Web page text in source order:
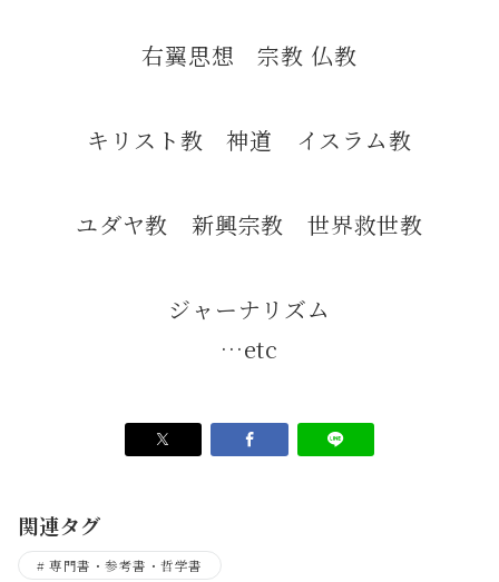
右翼思想 宗教 仏教
キリスト教 神道 イスラム教
ユダヤ教 新興宗教 世界救世教
ジャーナリズム
…etc
関連タグ
専門書・参考書・哲学書